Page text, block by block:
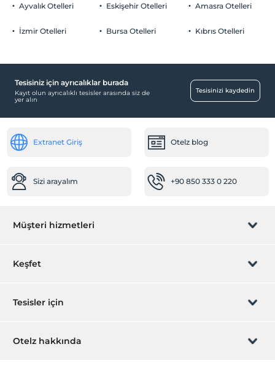
Ayvalık Otelleri
İzmir Otelleri
Eskişehir Otelleri
Bursa Otelleri
Amasra Otelleri
Kıbrıs Otelleri
Tesisiniz için ayrıcalıklar burada
Kayıt olun ayrıcalıklı tesisler arasında siz de
yer alın
Tesisinizi kaydedin
Extranet Giriş Otelz blog
Sizi arayalım +90 850 333 0 220
Müşteri hizmetleri
Rezervasyon yönet
Keşfet
Hediye Kart
Tesisler için
Hemen tesisinizi ekleyin
Otelz hakkında